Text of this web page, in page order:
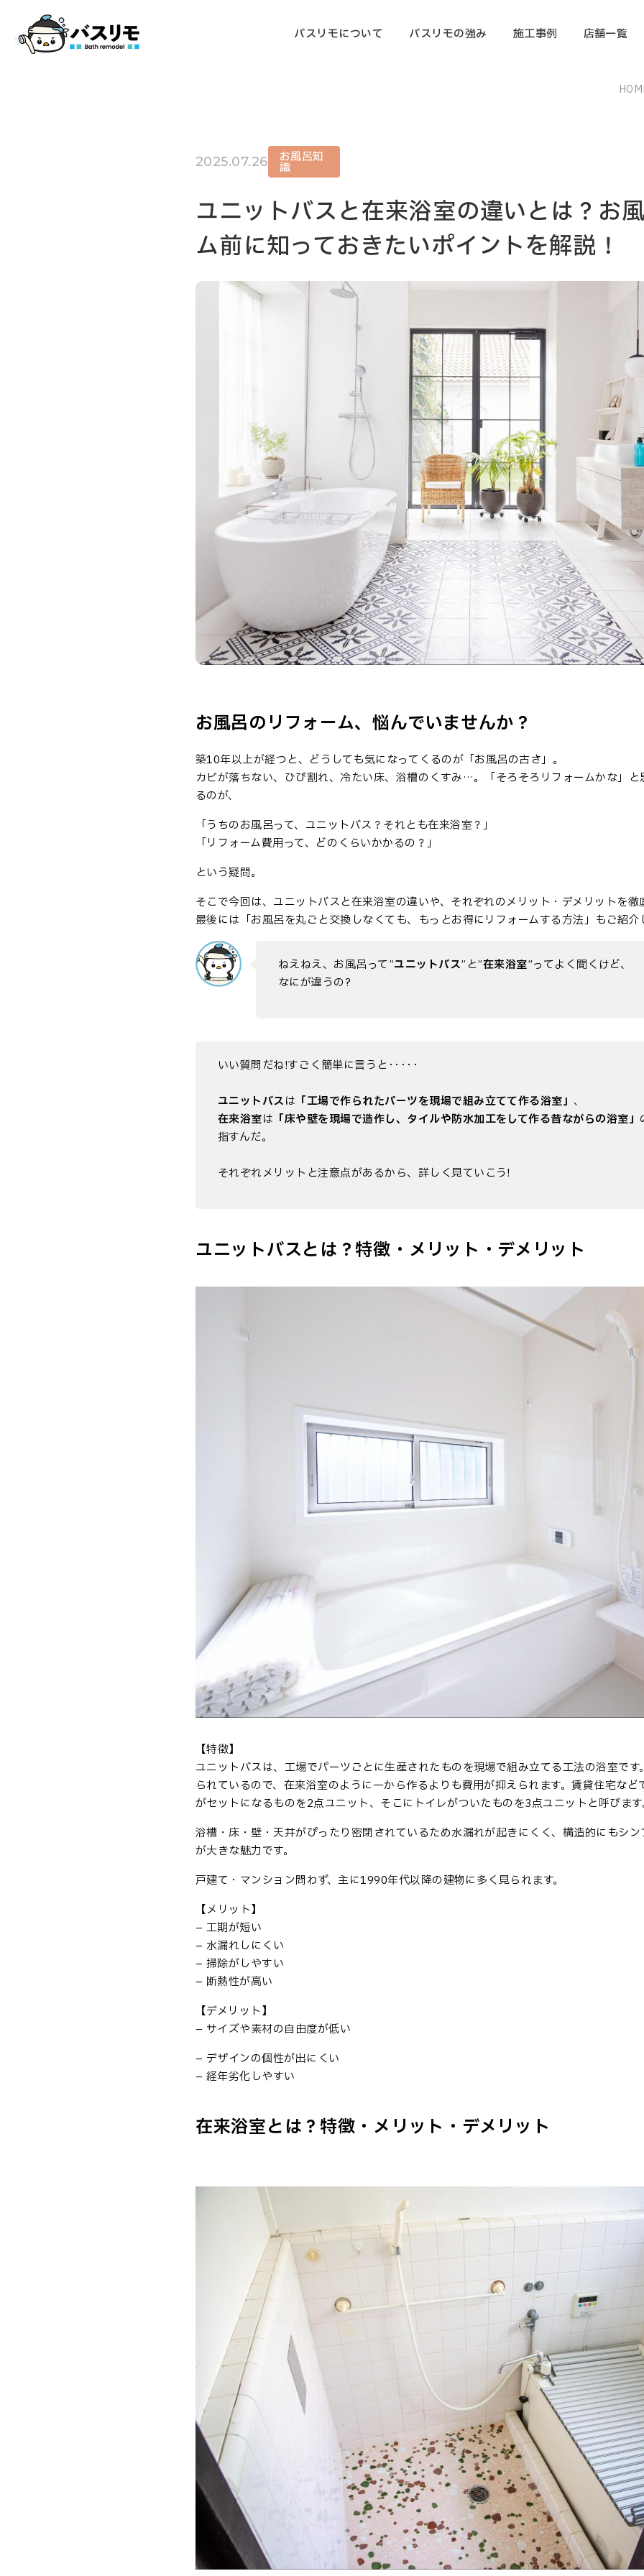
バスリモについて バスリモの強み 施工事例 店舗一覧
2025.07.26 お風呂知
識
ユニットバスと在来浴室の違いとは？お
ム前に知っておきたいポイントを解説！
お風呂のリフォーム、悩んでいませんか？
築10年以上が経つと、どうしても気になってくるのが「お風呂の古さ」。
カビが落ちない、ひび割れ、冷たい床、浴槽のくすみ…。「そろそろリフォームかな」
るのが、
「うちのお風呂って、ユニットバス？それとも在来浴室？」
「リフォーム費用って、どのくらいかかるの？」
という疑問。
そこで今回は、ユニットバスと在来浴室の違いや、それぞれのメリット・デメリットを徹
最後には「お風呂を丸ごと交換しなくても、もっとお得にリフォームする方法」もご紹介
ねえねえ、お風呂って”ユニットバス”と”在来浴室”ってよく聞くけど、
なにが違うの?
いい質問だね!すごく簡単に言うと･････
ユニットバスは 「工場で作られたパーツを現場で組み立てて作る浴室」 、
在来浴室は 「床や壁を現場で造作し、タイルや防水加工をして作る昔ながらの浴室」
指すんだ。
それぞれメリットと注意点があるから、詳しく見ていこう!
ユニットバスとは？特徴・メリット・デメリット
【特徴】
ユニットバスは、工場でパーツごとに生産されたものを現場で組み立てる工法の浴室で
られているので、在来浴室のように一から作るよりも費用が抑えられます。賃貸住宅な
がセットになるものを2点ユニット、そこにトイレがついたものを3点ユニットと呼びま
浴槽・床・壁・天井がぴったり密閉されているため水漏れが起きにくく、構造的にもシ
が大きな魅力です。
戸建て・マンション問わず、主に1990年代以降の建物に多く見られます。
【メリット】
– 工期が短い
– 水漏れしにくい
– 掃除がしやすい
– 断熱性が高い
【デメリット】
– サイズや素材の自由度が低い
– デザインの個性が出にくい
– 経年劣化しやすい
在来浴室とは？特徴・メリット・デメリット